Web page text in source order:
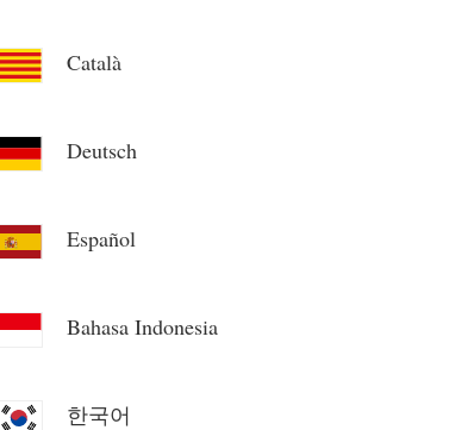
Català
Deutsch
Español
Bahasa Indonesia
한국어